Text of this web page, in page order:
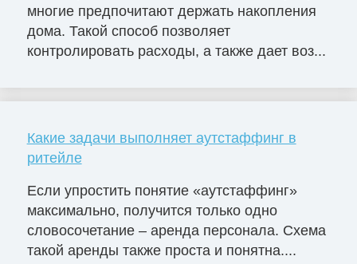
многие предпочитают держать накопления
дома. Такой способ позволяет
контролировать расходы, а также дает воз...
Какие задачи выполняет аутстаффинг в
ритейле
Если упростить понятие «аутстаффинг»
максимально, получится только одно
словосочетание – аренда персонала. Схема
такой аренды также проста и понятна....